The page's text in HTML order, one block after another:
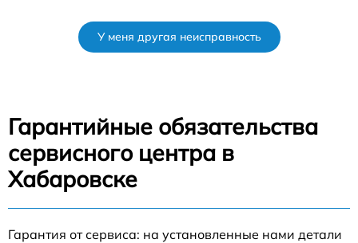
У меня другая неисправность
Гарантийные обязательства
сервисного центра в
Хабаровске
Гарантия от сервиса: на установленные нами детали